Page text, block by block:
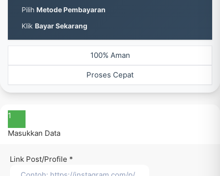
Pilih Metode Pembayaran
Klik Bayar Sekarang
100% Aman
Proses Cepat
1
Masukkan Data
Link Post/Profile *